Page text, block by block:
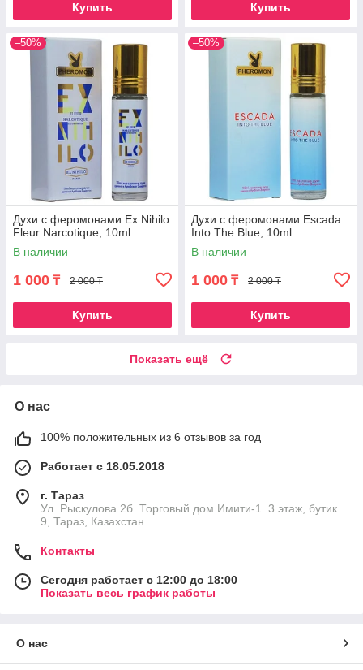
Купить Купить
–50%
Духи с феромонами Ex Nihilo
Fleur Narcotique, 10ml.
В наличии
1 000 ₸ 2 000 ₸
Купить
–50%
Духи с феромонами Escada
Into The Blue, 10ml.
В наличии
1 000 ₸ 2 000 ₸
Купить
Показать ещё
О нас
100% положительных из 6 отзывов за год
Работает с 18.05.2018
г. Тараз
Ул. Рыскулова 2б. Торговый дом Имити-1. 3 этаж, бутик
9, Тараз, Казахстан
Контакты
Сегодня работает с 12:00 до 18:00
Показать весь график работы
О нас